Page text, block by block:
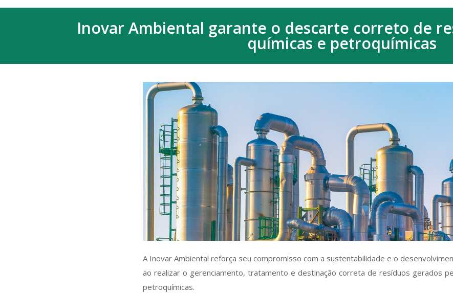
Inovar Ambiental garante o descarte correto de
químicas e petroquímicas
A Inovar Ambiental reforça seu compromisso com a sustentabilidade e o
ao realizar o gerenciamento, tratamento e destinação correta de resíduos gerados
petroquímicas.